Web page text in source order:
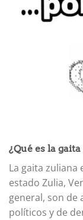
¿Qué es la
La gaita zuliana
estado Zulia,
general, son de
políticos y de